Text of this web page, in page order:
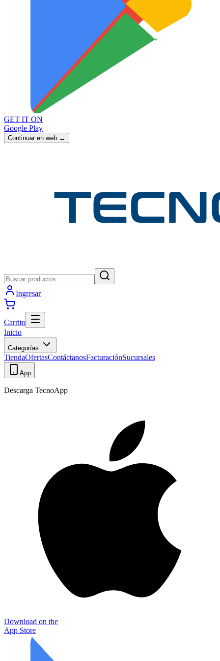
GET IT ON
Google Play
Continuar en web →
Ingresar
Carrito
Inicio
Categorías
TiendaOfertasContáctanosFacturaciónSucursales
App
Descarga TecnoApp
Download on the
App Store